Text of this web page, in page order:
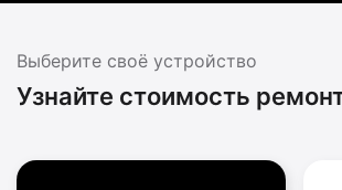
Выберите своё устройство
Узнайте стоимость